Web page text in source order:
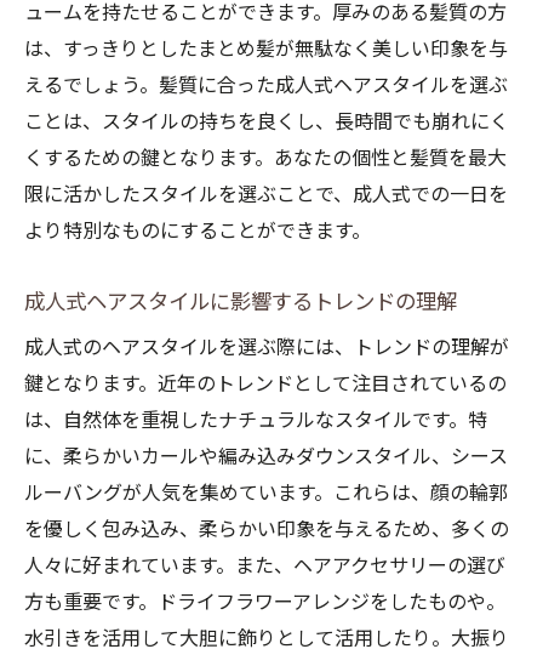
成人式メイクで押さえておくべき基本スタ
イル
成人式のためのプロフェッショナルヘアメ
イクの流れ
成人式カウンセリングで確認すべきヘアス
タイル
事前カウンセリングを活用した成人式準備
成人式ヘアスタイルの事前確認と相談の重
要性
美容師とのコミュニケーションで成人式を
成功させる
成人式当日のヘアスタイルを事前に決定す
る流れ
ュームを持たせることができます。厚みのある髪質の方
は、すっきりとしたまとめ髪が無駄なく美しい印象を与
えるでしょう。髪質に合った成人式ヘアスタイルを選ぶ
ことは、スタイルの持ちを良くし、長時間でも崩れにく
くするための鍵となります。あなたの個性と髪質を最大
限に活かしたスタイルを選ぶことで、成人式での一日を
より特別なものにすることができます。
成人式ヘアスタイルに影響するトレンドの理解
成人式のヘアスタイルを選ぶ際には、トレンドの理解が
鍵となります。近年のトレンドとして注目されているの
は、自然体を重視したナチュラルなスタイルです。特
に、柔らかいカールや編み込みダウンスタイル、シース
ルーバングが人気を集めています。これらは、顔の輪郭
を優しく包み込み、柔らかい印象を与えるため、多くの
人々に好まれています。また、ヘアアクセサリーの選び
方も重要です。ドライフラワーアレンジをしたものや。
水引きを活用して大胆に飾りとして活用したり。大振り